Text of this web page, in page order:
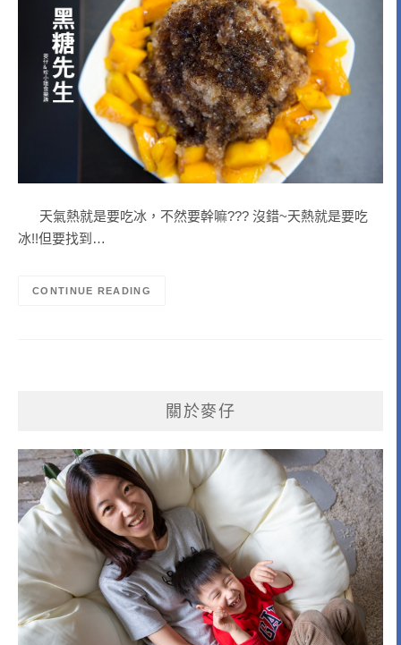
天氣熱就是要吃冰，不然要幹嘛??? 沒錯~天熱就是要吃
冰!!但要找到…
CONTINUE READING
關於麥仔